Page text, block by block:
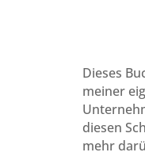
Dieses
meiner
diesen
mehr